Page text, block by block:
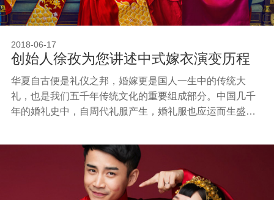
腰封、马面裙、绳结等中国元素，在时尚与传统中找到合
适的平衡点。
2018-06-17
创始人徐孜为您讲述中式嫁衣演变历程
华夏自古便是礼仪之邦，婚嫁更是国人一生中的传统大
礼，也是我们五千年传统文化的重要组成部分。中国几千
年的婚礼史中，自周代礼服产生，婚礼服也应运而生盛行